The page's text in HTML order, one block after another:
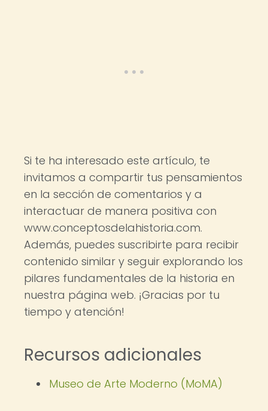
Si te ha interesado este artículo, te
invitamos a compartir tus pensamientos
en la sección de comentarios y a
interactuar de manera positiva con
www.conceptosdelahistoria.com.
Además, puedes suscribirte para recibir
contenido similar y seguir explorando los
pilares fundamentales de la historia en
nuestra página web. ¡Gracias por tu
tiempo y atención!
Recursos adicionales
Museo de Arte Moderno (MoMA)